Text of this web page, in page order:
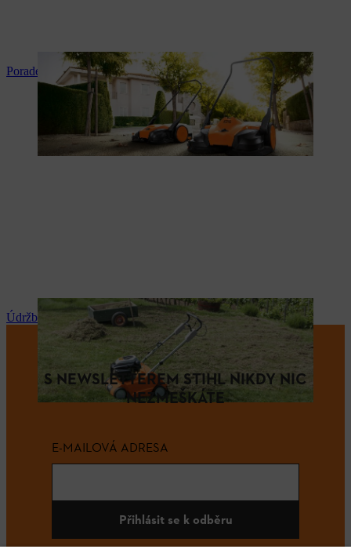
Poradenství a instrukce k produktům
Údržba a opravy
S NEWSLETTEREM STIHL NIKDY NIC
NEZMEŠKÁTE
E-MAILOVÁ ADRESA
Přihlásit se k odběru